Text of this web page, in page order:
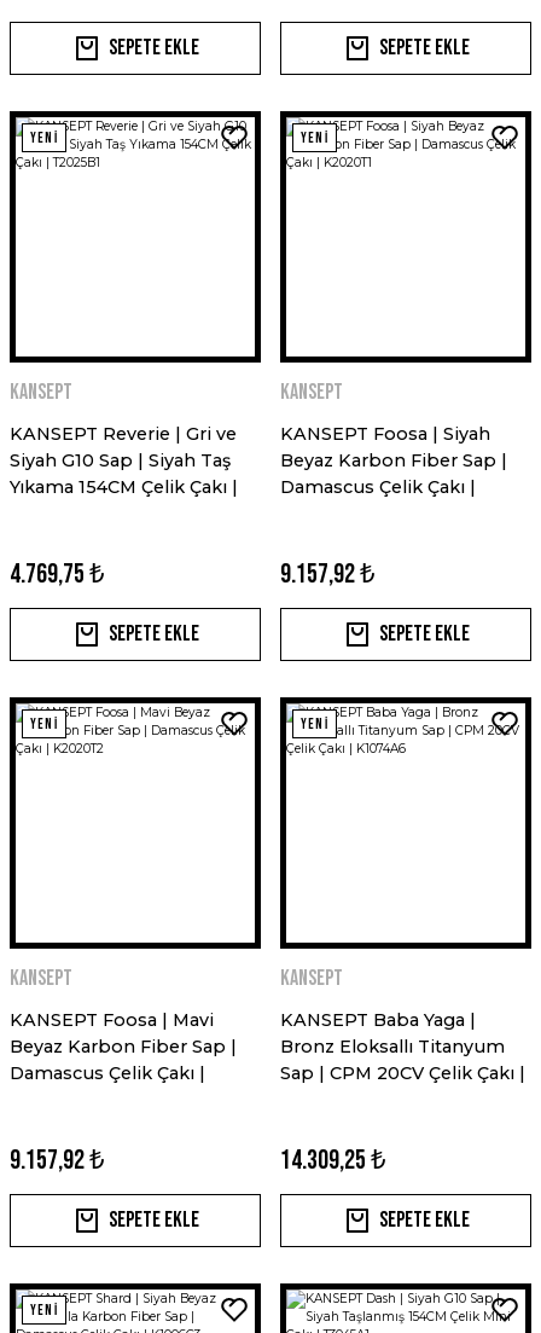
Sepete Ekle Sepete Ekle
YENİ
Kansept
KANSEPT Reverie | Gri ve
Siyah G10 Sap | Siyah Taş
Yıkama 154CM Çelik Çakı |
4.769,75 ₺
Sepete Ekle
YENİ
Kansept
KANSEPT Foosa | Siyah
Beyaz Karbon Fiber Sap |
Damascus Çelik Çakı |
9.157,92 ₺
Sepete Ekle
YENİ
Kansept
KANSEPT Foosa | Mavi
Beyaz Karbon Fiber Sap |
Damascus Çelik Çakı |
9.157,92 ₺
Sepete Ekle
YENİ
Kansept
KANSEPT Baba Yaga |
Bronz Eloksallı Titanyum
Sap | CPM 20CV Çelik Çakı |
14.309,25 ₺
Sepete Ekle
YENİ